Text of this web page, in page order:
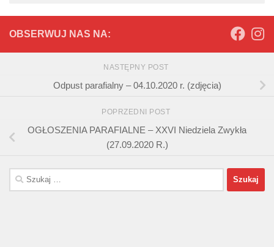
OBSERWUJ NAS NA:
NASTĘPNY POST
Odpust parafialny – 04.10.2020 r. (zdjęcia)
POPRZEDNI POST
OGŁOSZENIA PARAFIALNE – XXVI Niedziela Zwykła
(27.09.2020 R.)
Szukaj: